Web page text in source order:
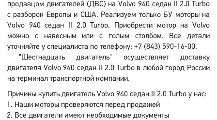
продавцом двигателей (ДВС) на Volvo 940 седан II 2.0 Turbo
с разборок Европы и США. Реализуем только БУ моторы на
Volvo 940 седан II 2.0 Turbo. Приобрести мотор на Volvo
можно с навесным или с голым столбом. Все детали
уточняйте у специалиста по телефону: +7 (843) 590-16-00.
"Шестнадцать двигатель" осуществляет доставку
двигателя Volvo 940 седан II 2.0 Turbo в любой город России
на терминал транспортной компании.
Причины купить двигатель Volvo 940 седан II 2.0 Turbo у нас:
Наши моторы проверяются перед продажей
Все двигатели имеют необходимые документы